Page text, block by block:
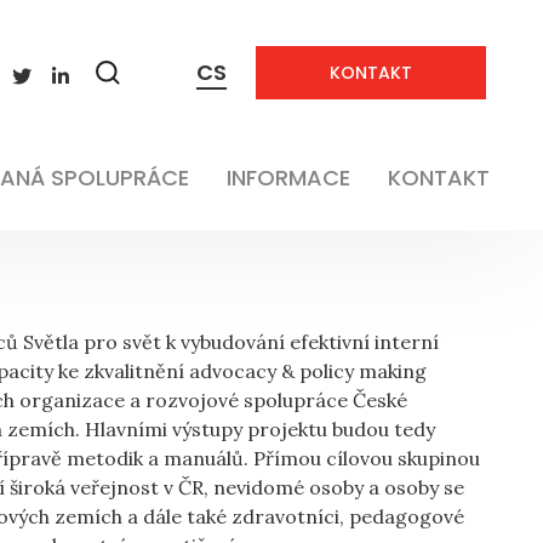
Zobrazit
CS KONTAKT
SPOLUPRÁCE INFORMACE KONTAKT
Neaplikovatelné
Neaplikovatelné
Světla pro svět k vybudování efektivní interní
ke zkvalitnění advocacy & policy making
organizace a rozvojové spolupráce České
zemích. Hlavními výstupy projektu budou tedy
metodik a manuálů. Přímou cílovou skupinou
veřejnost v ČR, nevidomé osoby a osoby se
zemích a dále také zdravotníci, pedagogové